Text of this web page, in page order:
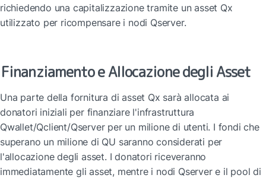
richiedendo una capitalizzazione tramite un asset Qx
utilizzato per ricompensare i nodi Qserver.
Finanziamento e Allocazione degli Asset
Una parte della fornitura di asset Qx sarà allocata ai
donatori iniziali per finanziare l'infrastruttura
Qwallet/Qclient/Qserver per un milione di utenti. I fondi che
superano un milione di QU saranno considerati per
l'allocazione degli asset. I donatori riceveranno
immediatamente gli asset, mentre i nodi Qserver e il pool di